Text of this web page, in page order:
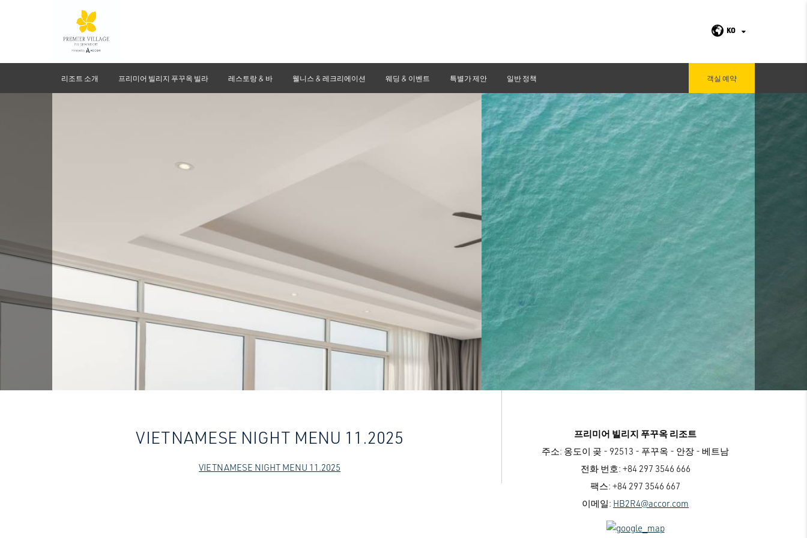
KO
리조트 소개 프리미어 빌리지 푸꾸옥 빌라 레스토랑 & 바 웰니스 & 레크리에이션 웨딩 & 이벤트 특별가 제안 일반 정책 객실 예약
VIETNAMESE NIGHT MENU 11.2025
VIETNAMESE NIGHT MENU 11.2025
프리미어 빌리지 푸꾸옥 리조트
주소: 옹도이 곶 - 92513 - 푸꾸옥 - 안장 - 베트남
전화 번호: +84 297 3546 666
팩스: +84 297 3546 667
이메일: HB2R4@accor.com